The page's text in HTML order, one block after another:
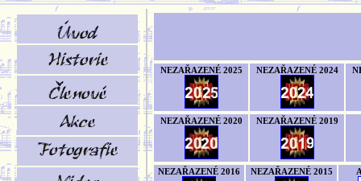
NEZAŘAZENÉ 2025 NEZAŘAZENÉ 2024
NEZAŘAZENÉ 2020 NEZAŘAZENÉ 2019
NEZAŘAZENÉ 2016 NEZAŘAZENÉ 2015